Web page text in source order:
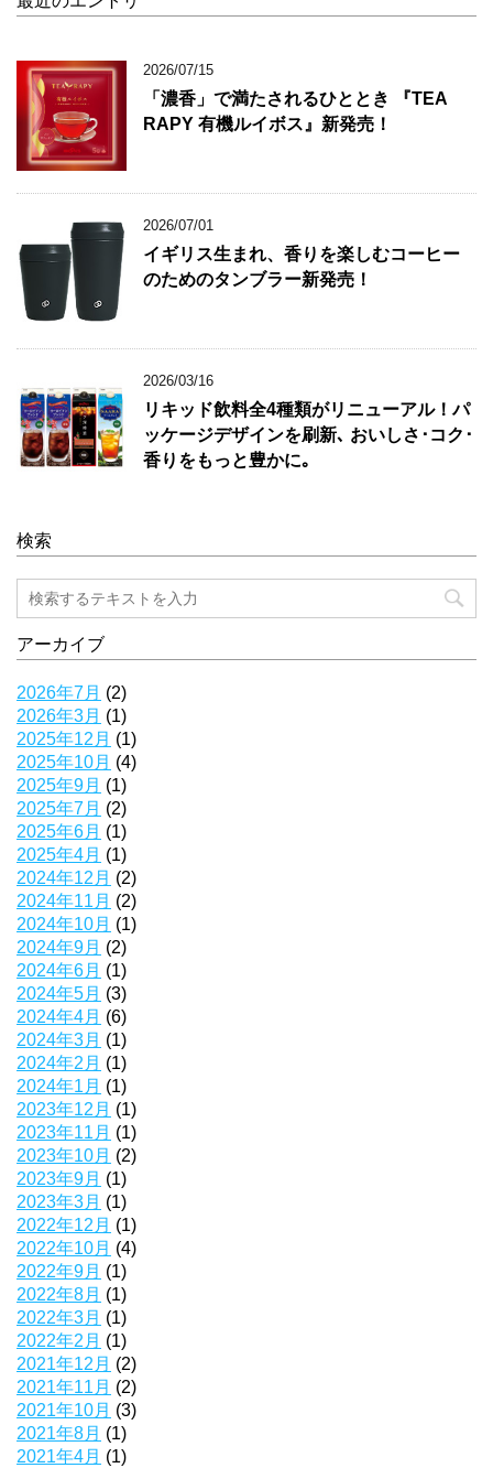
2026/07/15
「濃香」で満たされるひととき 『TEA
RAPY 有機ルイボス』新発売！
2026/07/01
イギリス生まれ、香りを楽しむコーヒー
のためのタンブラー新発売！
2026/03/16
リキッド飲料全4種類がリニューアル！パ
ッケージデザインを刷新､ おいしさ･コク･
香りをもっと豊かに｡
検索
アーカイブ
2026年7月 (2)
2026年3月 (1)
2025年12月 (1)
2025年10月 (4)
2025年9月 (1)
2025年7月 (2)
2025年6月 (1)
2025年4月 (1)
2024年12月 (2)
2024年11月 (2)
2024年10月 (1)
2024年9月 (2)
2024年6月 (1)
2024年5月 (3)
2024年4月 (6)
2024年3月 (1)
2024年2月 (1)
2024年1月 (1)
2023年12月 (1)
2023年11月 (1)
2023年10月 (2)
2023年9月 (1)
2023年3月 (1)
2022年12月 (1)
2022年10月 (4)
2022年9月 (1)
2022年8月 (1)
2022年3月 (1)
2022年2月 (1)
2021年12月 (2)
2021年11月 (2)
2021年10月 (3)
2021年8月 (1)
2021年4月 (1)